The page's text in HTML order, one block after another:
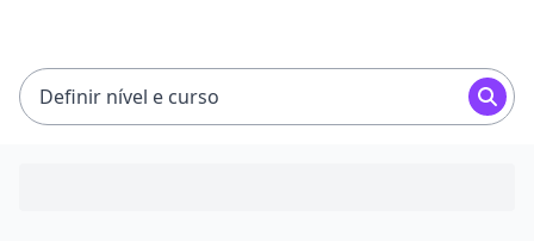
Definir nível e curso